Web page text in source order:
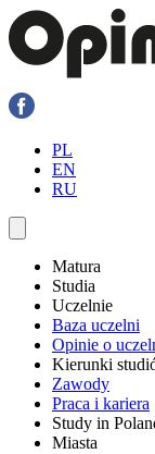
PL
EN
RU
Matura
Studia
Uczelnie
Baza uczelni
Opinie o
Kierunki
Zawody
Praca i kariera
Study in
Miasta